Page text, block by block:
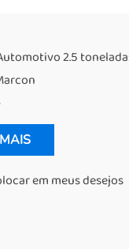
2.5
em meus desejos